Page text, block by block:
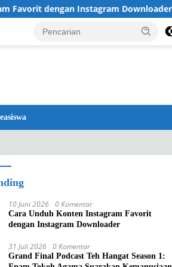
dengan Instagram Downloader
10 Juni 2026 0 Komentar
Cara Unduh Konten Instagram Favorit
dengan Instagram Downloader
31 Juli 2026 0 Komentar
Grand Final Podcast Teh Hangat Season 1: